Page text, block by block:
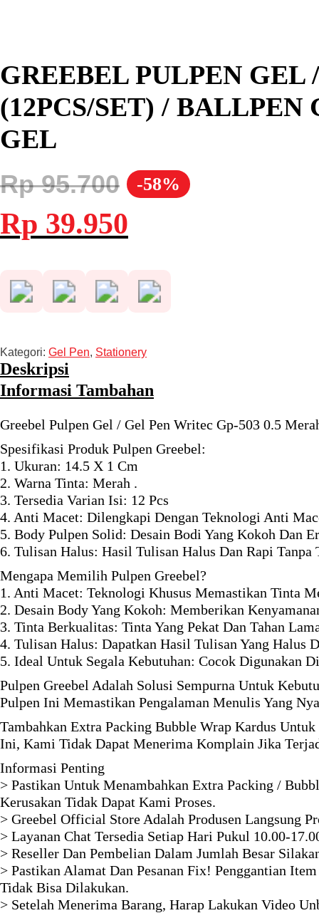
GREEBEL PULPEN GEL
(12PCS/SET) /
GEL
-58%
Rp95.700
Harga
aslinya
adalah:
Rp 39.950ini
Kategori: Gel Pen, Stationery
Deskripsi
Informasi Tambahan
Greebel Pulpen Gel / Gel Pen Writec Gp-503 0.5
Spesifikasi Produk Pulpen Greebel:
1. Ukuran: 14.5 X 1 Cm
2. Warna Tinta: Merah .
3. Tersedia Varian Isi: 12 Pcs
4. Anti Macet: Dilengkapi Dengan Teknologi Anti
5. Body Pulpen Solid: Desain Bodi Yang Kokoh Dan
6. Tulisan Halus: Hasil Tulisan Halus Dan Rapi
Mengapa Memilih Pulpen Greebel?
1. Anti Macet: Teknologi Khusus Memastikan Tinta
2. Desain Body Yang Kokoh: Memberikan
3. Tinta Berkualitas: Tinta Yang Pekat Dan Tahan
4. Tulisan Halus: Dapatkan Hasil Tulisan Yang Halus
5. Ideal Untuk Segala Kebutuhan: Cocok Digunakan
Pulpen Greebel Adalah Solusi Sempurna Untuk
Pulpen Ini Memastikan Pengalaman Menulis Yang
Tambahkan Extra Packing Bubble Wrap Kardus
Ini, Kami Tidak Dapat Menerima Komplain Jika
Informasi Penting
> Pastikan Untuk Menambahkan Extra Packing /
Kerusakan Tidak Dapat Kami Proses.
> Greebel Official Store Adalah Produsen Langsung
> Layanan Chat Tersedia Setiap Hari Pukul 10.00-
> Reseller Dan Pembelian Dalam Jumlah Besar
> Pastikan Alamat Dan Pesanan Fix! Penggantian
Tidak Bisa Dilakukan.
> Setelah Menerima Barang, Harap Lakukan Video